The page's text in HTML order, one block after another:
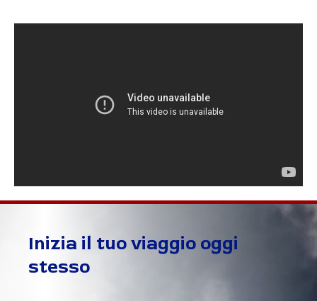
Inizia il tuo viaggio oggi
stesso